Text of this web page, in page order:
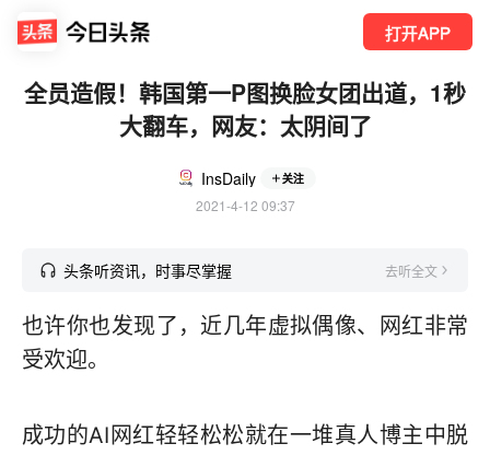
打开APP
全员造假！韩国第一P图换脸女团出道，1秒
大翻车，网友：太阴间了
InsDaily 关注
2021-4-12 09:37
头条听资讯，时事尽掌握 去听全文
也许你也发现了，近几年虚拟偶像、网红非常
受欢迎。
成功的AI网红轻轻松松就在一堆真人博主中脱